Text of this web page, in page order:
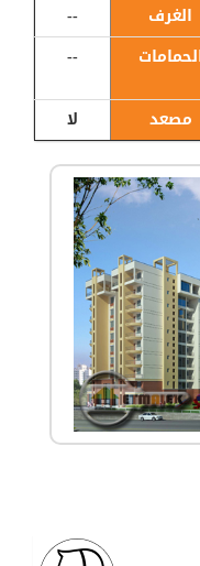
الغرف
--
--
مصعد لا